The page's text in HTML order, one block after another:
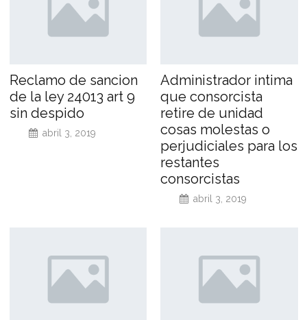
Reclamo de sancion
de la ley 24013 art 9
sin despido
abril 3, 2019
Administrador intima
que consorcista
retire de unidad
cosas molestas o
perjudiciales para los
restantes
consorcistas
abril 3, 2019